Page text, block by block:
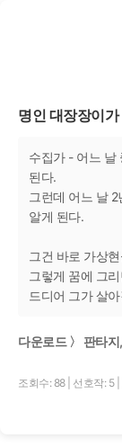
명인 대장장이
수집가 - 어느 날
된다.
그런데 어느 날
알게 된다.
그건 바로 가상
그렇게 꿈에 그
드디어 그가 살
다운로드 〉 판타지
조회수: 88 선호작: 5